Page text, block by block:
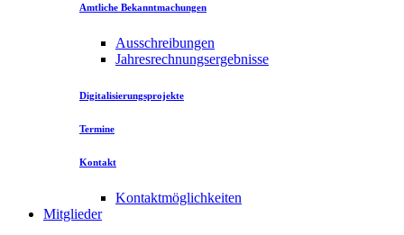
Amtliche Bekanntmachungen
Ausschreibungen
Jahresrechnungsergebnisse
Digitalisierungsprojekte
Termine
Kontakt
Kontaktmöglichkeiten
Mitglieder